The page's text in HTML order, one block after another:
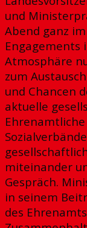
und
Abend ganz
Engagements
Atmosphäre
zum
und Chancen
aktuelle
miteinander
Gespräch.
in seinem
des